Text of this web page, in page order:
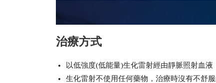
治療方式
以低強度(低能量)生化雷射經由靜脈照射血液
生化雷射不使用任何藥物，治療時沒有不舒